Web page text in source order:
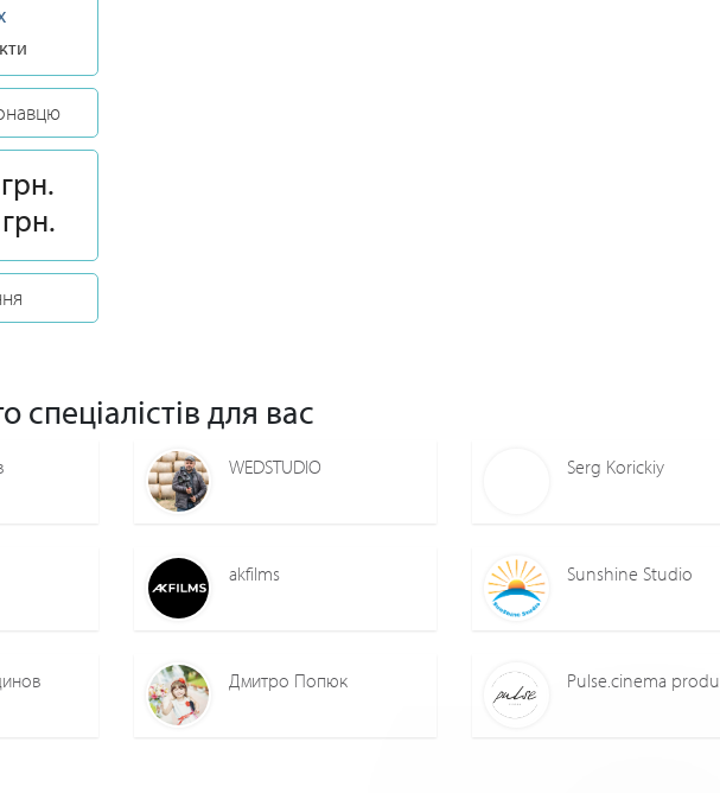
спеціалістів для вас
WEDSTUDIO Serg Korickiy
akfilms Sunshine Studio
Дмитро Попюк Pulse.cinema